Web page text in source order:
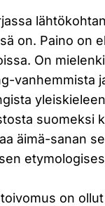
on. Paino on
On
vanhemmista
suomeksi
äimä-sanan
on